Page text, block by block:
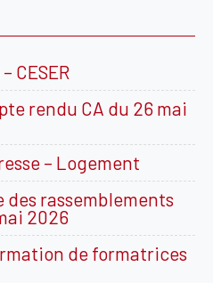
CESER
rendu CA du 26 mai
– Logement
des rassemblements
2026
de formatrices